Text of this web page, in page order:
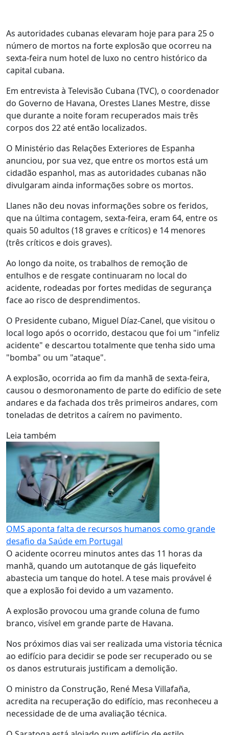
As autoridades cubanas elevaram hoje para para 25 o
número de mortos na forte explosão que ocorreu na
sexta-feira num hotel de luxo no centro histórico da
capital cubana.
Em entrevista à Televisão Cubana (TVC), o coordenador
do Governo de Havana, Orestes Llanes Mestre, disse
que durante a noite foram recuperados mais três
corpos dos 22 até então localizados.
O Ministério das Relações Exteriores de Espanha
anunciou, por sua vez, que entre os mortos está um
cidadão espanhol, mas as autoridades cubanas não
divulgaram ainda informações sobre os mortos.
Llanes não deu novas informações sobre os feridos,
que na última contagem, sexta-feira, eram 64, entre os
quais 50 adultos (18 graves e críticos) e 14 menores
(três críticos e dois graves).
Ao longo da noite, os trabalhos de remoção de
entulhos e de resgate continuaram no local do
acidente, rodeadas por fortes medidas de segurança
face ao risco de desprendimentos.
O Presidente cubano, Miguel Díaz-Canel, que visitou o
local logo após o ocorrido, destacou que foi um "infeliz
acidente" e descartou totalmente que tenha sido uma
"bomba" ou um "ataque".
A explosão, ocorrida ao fim da manhã de sexta-feira,
causou o desmoronamento de parte do edifício de sete
andares e da fachada dos três primeiros andares, com
toneladas de detritos a caírem no pavimento.
Leia também
OMS aponta falta de recursos humanos como grande
desafio da Saúde em Portugal
O acidente ocorreu minutos antes das 11 horas da
manhã, quando um autotanque de gás liquefeito
abastecia um tanque do hotel. A tese mais provável é
que a explosão foi devido a um vazamento.
A explosão provocou uma grande coluna de fumo
branco, visível em grande parte de Havana.
Nos próximos dias vai ser realizada uma vistoria técnica
ao edifício para decidir se pode ser recuperado ou se
os danos estruturais justificam a demolição.
O ministro da Construção, René Mesa Villafaña,
acredita na recuperação do edifício, mas reconheceu a
necessidade de de uma avaliação técnica.